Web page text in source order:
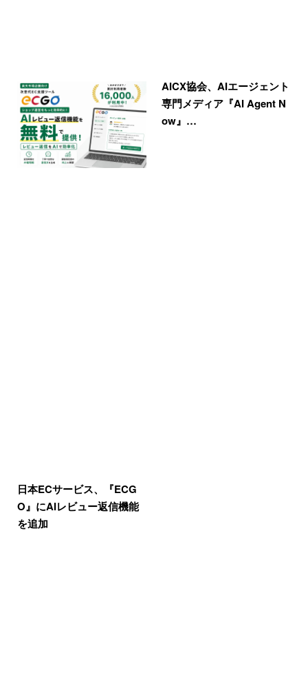
日本ECサービス、『ECG
O』にAIレビュー返信機能
を追加
AICX協会、AIエージェント
専門メディア『AI Agent N
ow』…